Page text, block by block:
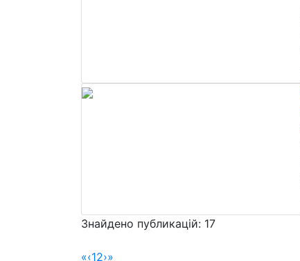
Знайдено публикацій: 17
«‹12›»